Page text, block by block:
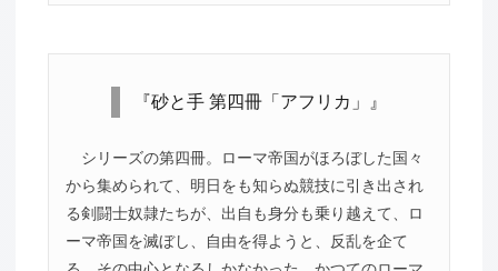
『砂と手 第四冊「アフリカ」』
シリーズの第四冊。ローマ帝国がほろぼした国々
から集められて、明日をも知らぬ競技に引き出され
る剣闘士奴隷たちが、出自も身分も乗り越えて、ロ
ーマ帝国を滅ぼし、自由を得ようと、反乱を企て